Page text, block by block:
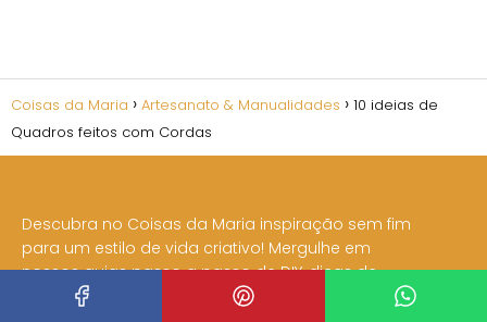
Coisas da Maria Artesanato & Manualidades
10 ideias de
Quadros feitos com Cordas
Descubra no Coisas da Maria inspiração sem fim
para um estilo de vida criativo! Mergulhe em
nossos guias passo a passo de DIY, dicas de
decoração, receitas únicas e muito mais.